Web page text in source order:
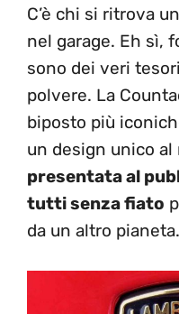
C’è chi si ritrova
nel garage. Eh sì,
sono dei veri
polvere. La
biposto più
un design unico al
presentata al
tutti senza fiato
da un altro pianeta.